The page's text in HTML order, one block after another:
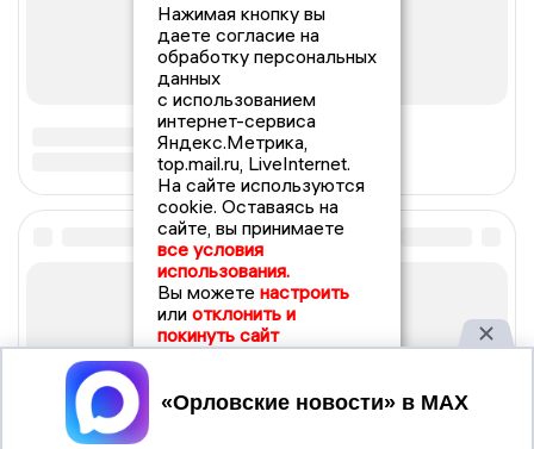
Нажимая кнопку вы
даете согласие на
обработку персональных
данных
с использованием
интернет-сервиса
Яндекс.Метрика,
top.mail.ru, LiveInternet.
На сайте используются
cookie. Оставаясь на
сайте, вы принимаете
все условия
использования.
Вы можете настроить
или отклонить и
покинуть сайт
Принять